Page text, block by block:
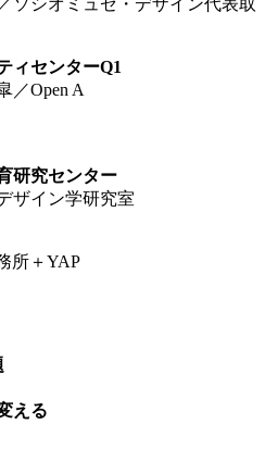
ソシオミュゼ・デザイン代表取
ィセンターQ1
／Open A
研究センター
ザイン学研究室
所＋YAP
える